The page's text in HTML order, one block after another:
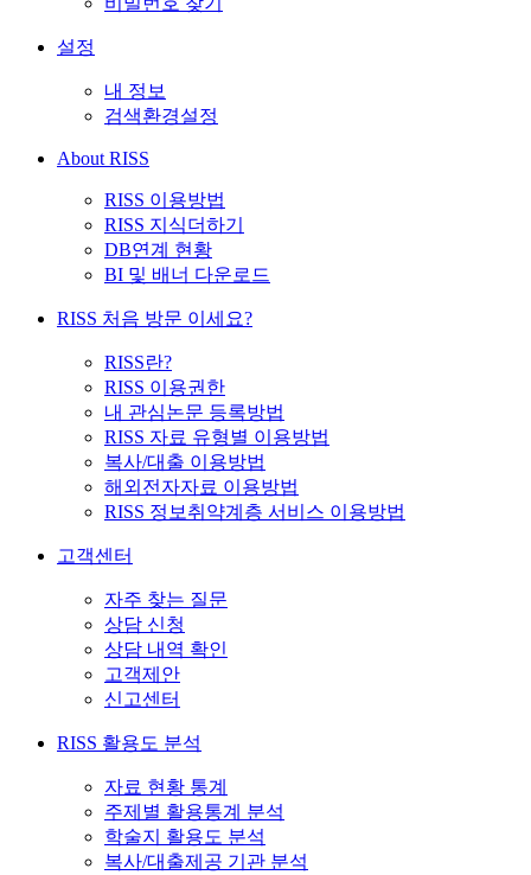
설정
내 정보
검색환경설정
About RISS
RISS 이용방법
RISS 지식더하기
DB연계 현황
BI 및 배너 다운로드
RISS 처음 방문 이세요?
RISS란?
RISS 이용권한
내 관심논문 등록방법
RISS 자료 유형별 이용방법
복사/대출 이용방법
해외전자자료 이용방법
RISS 정보취약계층 서비스 이용방법
고객센터
자주 찾는 질문
상담 신청
상담 내역 확인
고객제안
신고센터
RISS 활용도 분석
자료 현황 통계
주제별 활용통계 분석
학술지 활용도 분석
복사/대출제공 기관 분석